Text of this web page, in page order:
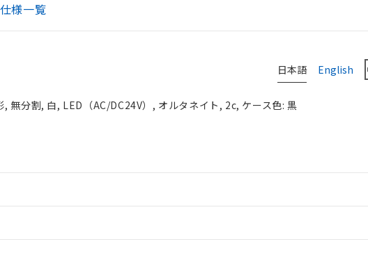
様一覧
日本語 English
無分割, 白, LED（AC/DC24V）, オルタネイト, 2c, ケース色: 黒